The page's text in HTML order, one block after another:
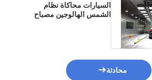
السيارات محاكاة نظام
الشمس الهالوجين مصباح
محادثة